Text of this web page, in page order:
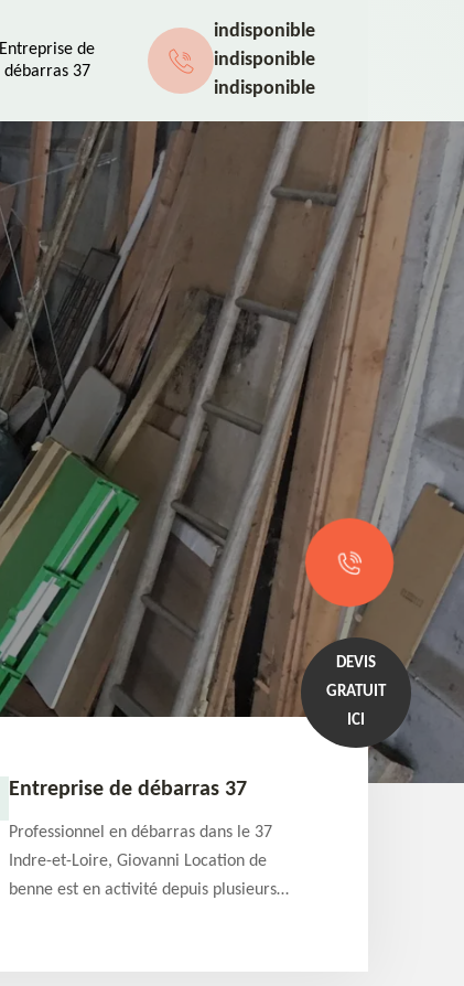
Entreprise de
débarras 37
indisponible
indisponible
indisponible
DEVIS
GRATUIT
ICI
Entreprise de débarras 37
Professionnel en débarras dans le 37
Indre-et-Loire, Giovanni Location de
benne est en activité depuis plusieurs
appartement, cave et grenier. Vous fait